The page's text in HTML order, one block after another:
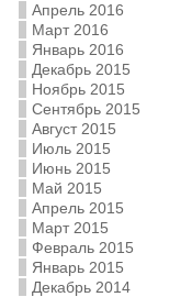
Апрель 2016
Март 2016
Январь 2016
Декабрь 2015
Ноябрь 2015
Сентябрь 2015
Август 2015
Июль 2015
Июнь 2015
Май 2015
Апрель 2015
Март 2015
Февраль 2015
Январь 2015
Декабрь 2014